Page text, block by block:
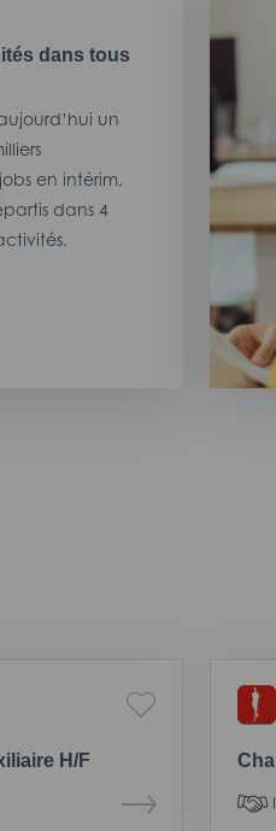
dans tous
un
en intérim,
dans 4
H/F